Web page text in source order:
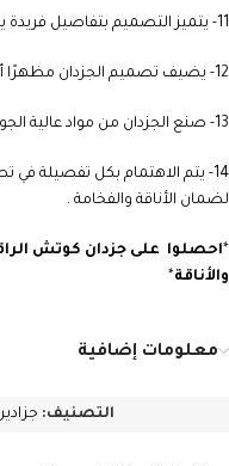
11- يتميز التصميم بتفاصيل فريدة يمزه عن غيره من الجزادين الأخرى.
12- يضيف تصميم الجزدان مظهرًا أنيقًا وجذابًا يلفت الانتباه.
13- صنع الجزدان من مواد عالية الجودة لتضمن متانة واستدامة على المدى الطويل.
14- يتم الاهتمام بكل تفصيلة في
لضمان الأناقة والفخامة .
*احصلوا على جزدان كوتش
والأناقة*
معلومات إضافية
التصنيف: